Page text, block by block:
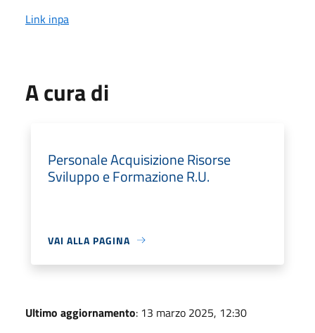
Link inpa
A cura di
Personale Acquisizione Risorse
Sviluppo e Formazione R.U.
VAI ALLA PAGINA
Ultimo aggiornamento: 13 marzo 2025, 12:30